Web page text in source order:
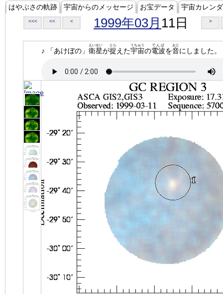
はやぶさの軌跡 宇宙からのメッセージ お宝データ 宇宙カレン
<<< << < 1999年03月 11日 >
♪ 「あけぼの」 衛星
えいせい
が捉
とら
えた宇宙
うちゅう
の電波
でんぱ
を音
おと
にしました。